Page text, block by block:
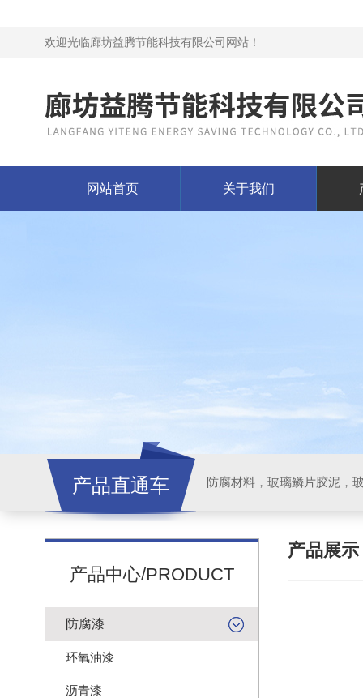
欢迎光临廊坊益腾节能科技有限公司网站！
网站首页 关于我们
产品直通车
产品中心/PRODUCT
防腐漆
环氧油漆
沥青漆
产品展示